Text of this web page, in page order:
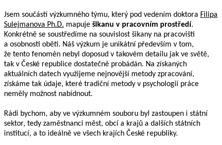
Jsem součástí výzkumného týmu, který pod vedením doktora Filipa
Sulejmanova Ph.D. mapuje šikanu v pracovním prostředí.
Konkrétně se soustředíme na souvislost šikany na pracovišti
a osobnosti oběti. Náš výzkum je unikátní především v tom,
že tento fenomén nebyl doposud v takovém detailu jak ve světě,
tak v České republice dostatečně probádán. Na získaných
aktuálních datech využijeme nejnovější metody zpracování,
získáme tak údaje, které tradiční metody v psychologii práce
neměly možnost nabídnout.
Rádi bychom, aby ve výzkumném souboru byl zastoupen i státní
sektor, tedy zaměstnanci měst, obcí a krajů a dalších státních
institucí, a to ideálně ve všech krajích České republiky.